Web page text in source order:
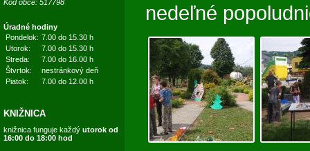
Kód obce: 517798
Úradné hodiny
Pondelok: 7.00 do 15.30 h
Utorok:
7.00 do 15.30 h
Streda:
7.00 do 16.00 h
Štvrtok:
nestránkový deň
Piatok:
7.00 do 12.00 h
KNIŽNICA
knižnica funguje každý utorok od
16:00 do 18:00 hod
nedeľné